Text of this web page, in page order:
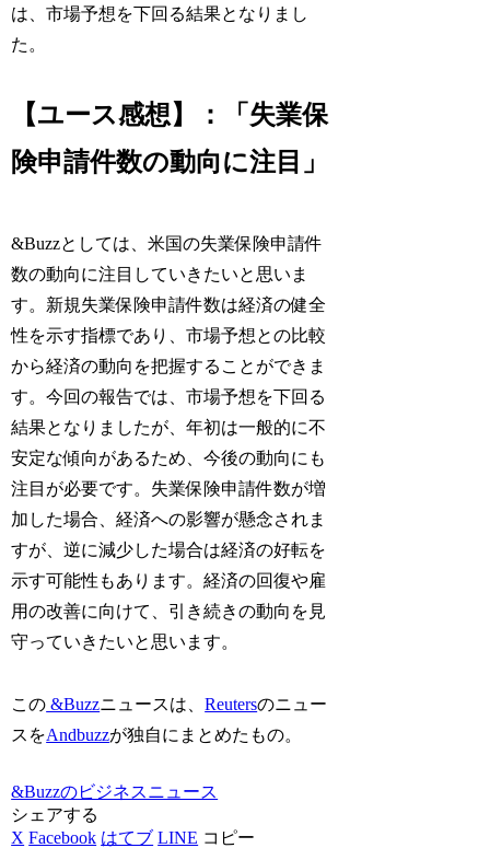
は、市場予想を下回る結果となりまし
た。
【ユース感想】：「失業保
険申請件数の動向に注目」
&Buzzとしては、米国の失業保険申請件
数の動向に注目していきたいと思いま
す。新規失業保険申請件数は経済の健全
性を示す指標であり、市場予想との比較
から経済の動向を把握することができま
す。今回の報告では、市場予想を下回る
結果となりましたが、年初は一般的に不
安定な傾向があるため、今後の動向にも
注目が必要です。失業保険申請件数が増
加した場合、経済への影響が懸念されま
すが、逆に減少した場合は経済の好転を
示す可能性もあります。経済の回復や雇
用の改善に向けて、引き続きの動向を見
守っていきたいと思います。
この &Buzzニュースは、Reutersのニュー
スをAndbuzzが独自にまとめたもの。
&Buzzのビジネスニュース
シェアする
X Facebook はてブ LINE コピー